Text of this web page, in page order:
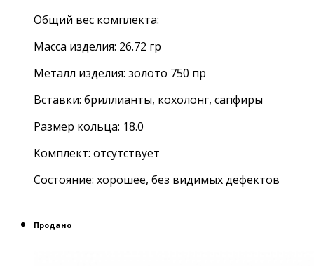
Общий вес комплекта:
Масса изделия: 26.72 гр
Металл изделия: золото 750 пр
Вставки: бриллианты, кохолонг, сапфиры
Размер кольца: 18.0
Комплект: отсутствует
Состояние: хорошее, без видимых дефектов
Продано